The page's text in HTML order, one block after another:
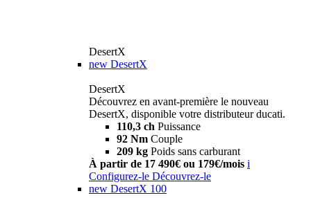
DesertX
new DesertX
DesertX
Découvrez en avant-première le nouveau
DesertX, disponible votre distributeur ducati.
110,3 ch Puissance
92 Nm Couple
209 kg Poids sans carburant
À partir de 17 490€ ou 179€/mois i
Configurez-le Découvrez-le
new DesertX 100